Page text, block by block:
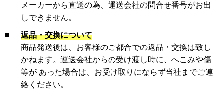
メーカーから直送の為、運送会社の問合せ番号がお出
しできません。
■
返品・交換について
商品発送後は、お客様のご都合での返品・交換は致し
かねます。運送会社からの受け渡し時に、へこみや傷
等が あった場合は、お受け取りにならず当社までご連
絡ください。